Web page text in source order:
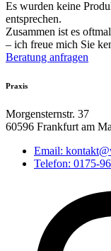
Es wurden keine
entsprechen.
Zusammen ist es
– ich freue mich Sie
Beratung anfragen
Praxis
Morgensternstr. 37
60596 Frankfurt am
Email:
Telefon: 0175-